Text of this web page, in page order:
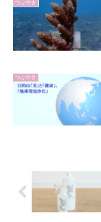
つぶやき
つぶやき